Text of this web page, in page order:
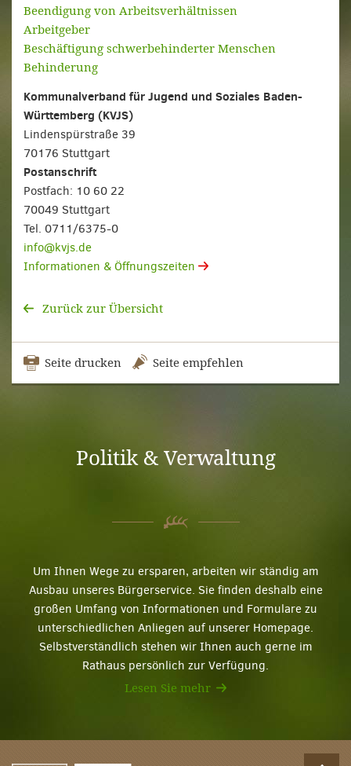
Beendigung von Arbeitsverhältnissen
Arbeitgeber
Beschäftigung schwerbehinderter Menschen
Behinderung
Kommunalverband für Jugend und Soziales Baden-
Württemberg (KVJS)
Lindenspürstraße 39
70176 Stuttgart
Postanschrift
Postfach: 10 60 22
70049 Stuttgart
Tel. 0711/6375-0
info@kvjs.de
Informationen & Öffnungszeiten
Zurück zur Übersicht
Seite drucken Seite empfehlen
Politik & Verwaltung
Um Ihnen Wege zu ersparen, arbeiten wir ständig am
Ausbau unseres Bürgerservice. Sie finden deshalb eine
großen Umfang von Informationen und Formulare zu
unterschiedlichen Anliegen auf unserer Homepage.
Selbstverständlich stehen wir Ihnen auch gerne im
Rathaus persönlich zur Verfügung.
Lesen Sie mehr